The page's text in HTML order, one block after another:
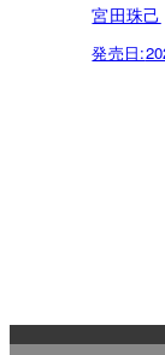
宮田珠己
発売日: